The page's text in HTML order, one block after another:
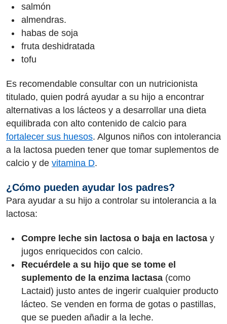
salmón
almendras.
habas de soja
fruta deshidratada
tofu
Es recomendable consultar con un nutricionista
titulado, quien podrá ayudar a su hijo a encontrar
alternativas a los lácteos y a desarrollar una dieta
equilibrada con alto contenido de calcio para
fortalecer sus huesos. Algunos niños con intolerancia
a la lactosa pueden tener que tomar suplementos de
calcio y de vitamina D.
¿Cómo pueden ayudar los padres?
Para ayudar a su hijo a controlar su intolerancia a la
lactosa:
Compre leche sin lactosa o baja en lactosa y
jugos enriquecidos con calcio.
Recuérdele a su hijo que se tome el
suplemento de la enzima lactasa (como
Lactaid) justo antes de ingerir cualquier producto
lácteo. Se venden en forma de gotas o pastillas,
que se pueden añadir a la leche.